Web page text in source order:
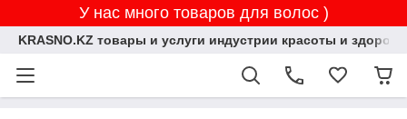
У нас много товаров для волос )
KRASNO.KZ товары и услуги индустрии красоты и